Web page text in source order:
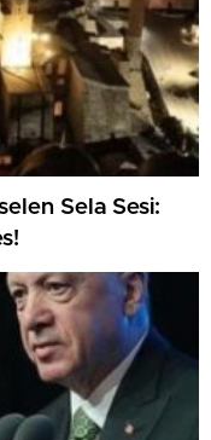
Sela Sesi: